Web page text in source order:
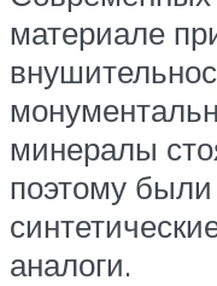
материале
минералы
поэтому
аналоги.